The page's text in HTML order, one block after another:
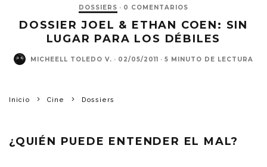
DOSSIERS · 0 COMENTARIOS
DOSSIER JOEL & ETHAN COEN: SIN
LUGAR PARA LOS DÉBILES
MICHEELL TOLEDO V. · 02/05/2011 · 5 MINUTO DE LECTURA
Inicio Cine Dossiers
¿QUIÉN PUEDE ENTENDER EL MAL?